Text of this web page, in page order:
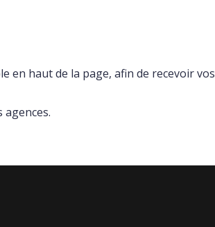
en haut de la page, afin de recevoir vos